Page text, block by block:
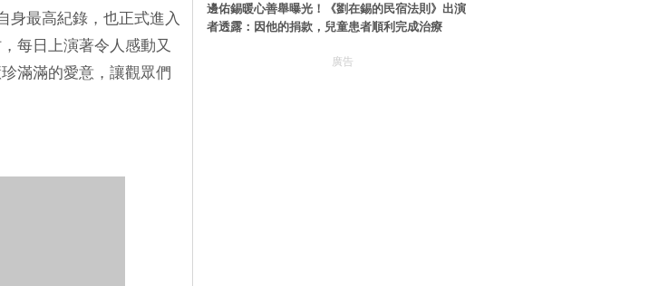
身最高紀錄，也正式進入
每日上演著令人感動又
滿滿的愛意，讓觀眾們
邊佑錫暖心善舉曝光！《劉在錫的民宿法則》出演
者透露：因他的捐款，兒童患者順利完成治療
廣告